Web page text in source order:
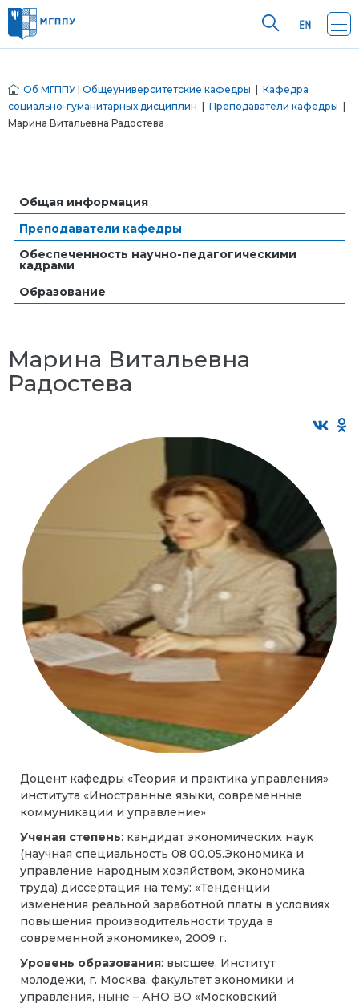
Об МГППУ Общеуниверситетские кафедры
Кафедра
социально-гуманитарных дисциплин
Преподаватели кафедры
Марина Витальевна Радостева
Общая информация
Преподаватели кафедры
Обеспеченность научно-педагогическими
кадрами
Образование
Марина Витальевна
Радостева
Доцент кафедры «Теория и практика управления»
института «Иностранные языки, современные
коммуникации и управление»
Ученая степень: кандидат экономических наук
(научная специальность 08.00.05.Экономика и
управление народным хозяйством, экономика
труда) диссертация на тему: «Тенденции
изменения реальной заработной платы в условиях
повышения производительности труда в
современной экономике», 2009 г.
Уровень образования: высшее, Институт
молодежи, г. Москва, факультет экономики и
управления, ныне – АНО ВО «Московский